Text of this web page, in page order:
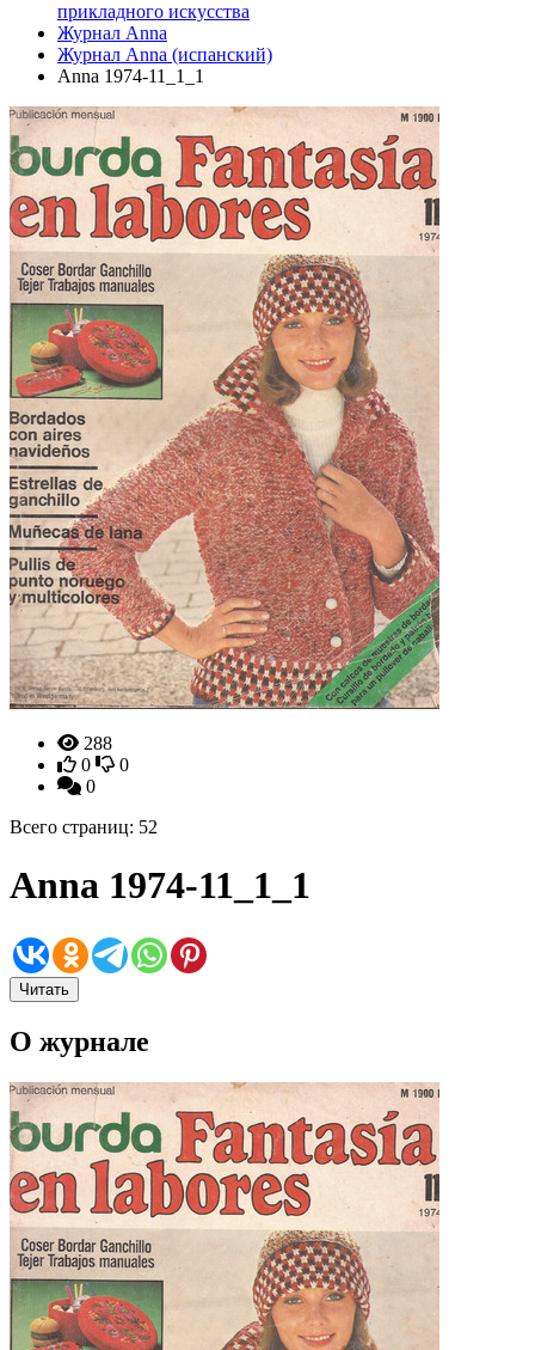
прикладного искусства
Журнал Anna
Журнал Anna (испанский)
Anna 1974-11_1_1
288
0
0
0
Всего страниц: 52
Anna 1974-11_1_1
Читать
О журнале